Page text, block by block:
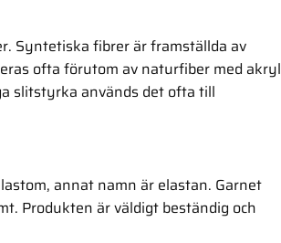
Syntetiska fibrer är framställda av
ofta förutom av naturfiber med akryl
slitstyrka används det ofta till
annat namn är elastan. Garnet
Produkten är väldigt beständig och